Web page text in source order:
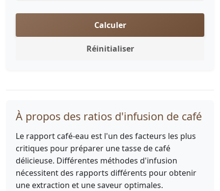
Calculer
Réinitialiser
À propos des ratios d'infusion de café
Le rapport café-eau est l'un des facteurs les plus
critiques pour préparer une tasse de café
délicieuse. Différentes méthodes d'infusion
nécessitent des rapports différents pour obtenir
une extraction et une saveur optimales.